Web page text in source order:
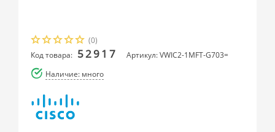
(0)
Код товара: 52917
Артикул: VWIC2-1MFT-G703=
Наличие: много